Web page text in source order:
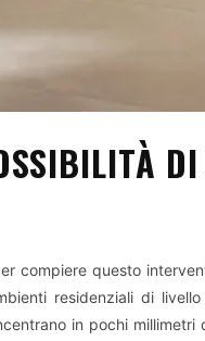
compiere questo
residenziali di
in pochi